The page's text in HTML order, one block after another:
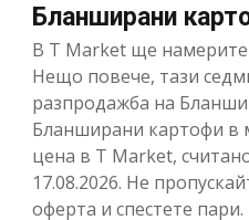
Бланширани
В T Market ще
Нещо повече, тази
разпродажба на
Бланширани картофи в
цена в T Market,
17.08.2026. Не
оферта и спестете пари.